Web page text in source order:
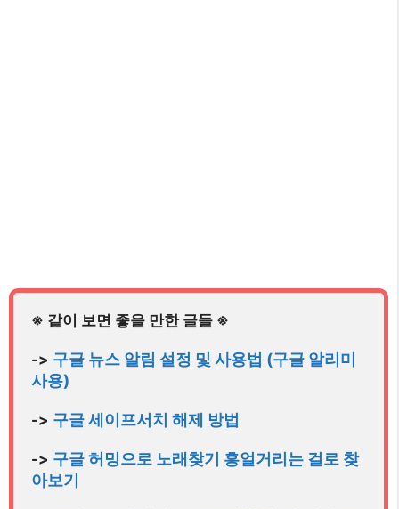
-> 구글 뉴스 알림 설정 및 사용법 (구글 알리미
사용)
-> 구글 세이프서치 해제 방법
-> 구글 허밍으로 노래찾기 흥얼거리는 걸로 찾
아보기